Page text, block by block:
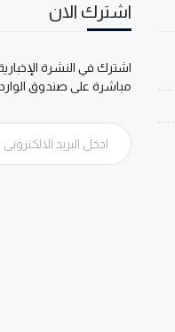
اشترك الان
اشترك في النشرة
مباشرة على صندوق